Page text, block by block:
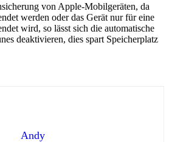
von Apple-Mobilgeräten, da
werden oder das Gerät nur für eine
wird, so lässt sich die automatische
deaktivieren, dies spart Speicherplatz
Andy